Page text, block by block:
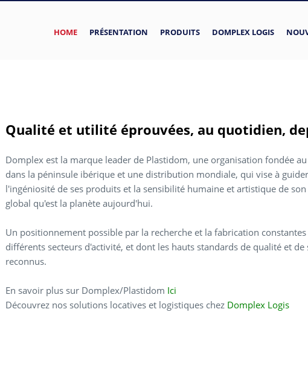
HOME PRÉSENTATION PRODUITS DOMPLEX LOGIS
Qualité et utilité éprouvées, au quotidien,
Domplex est la marque leader de Plastidom, une organisation fondée
dans la péninsule ibérique et une distribution mondiale, qui vise à
l'ingéniosité de ses produits et la sensibilité humaine et artistique de
global qu'est la planète aujourd'hui.
Un positionnement possible par la recherche et la fabrication
différents secteurs d'activité, et dont les hauts standards de qualité et
reconnus.
En savoir plus sur Domplex/Plastidom Ici
Découvrez nos solutions locatives et logistiques chez Domplex Logis